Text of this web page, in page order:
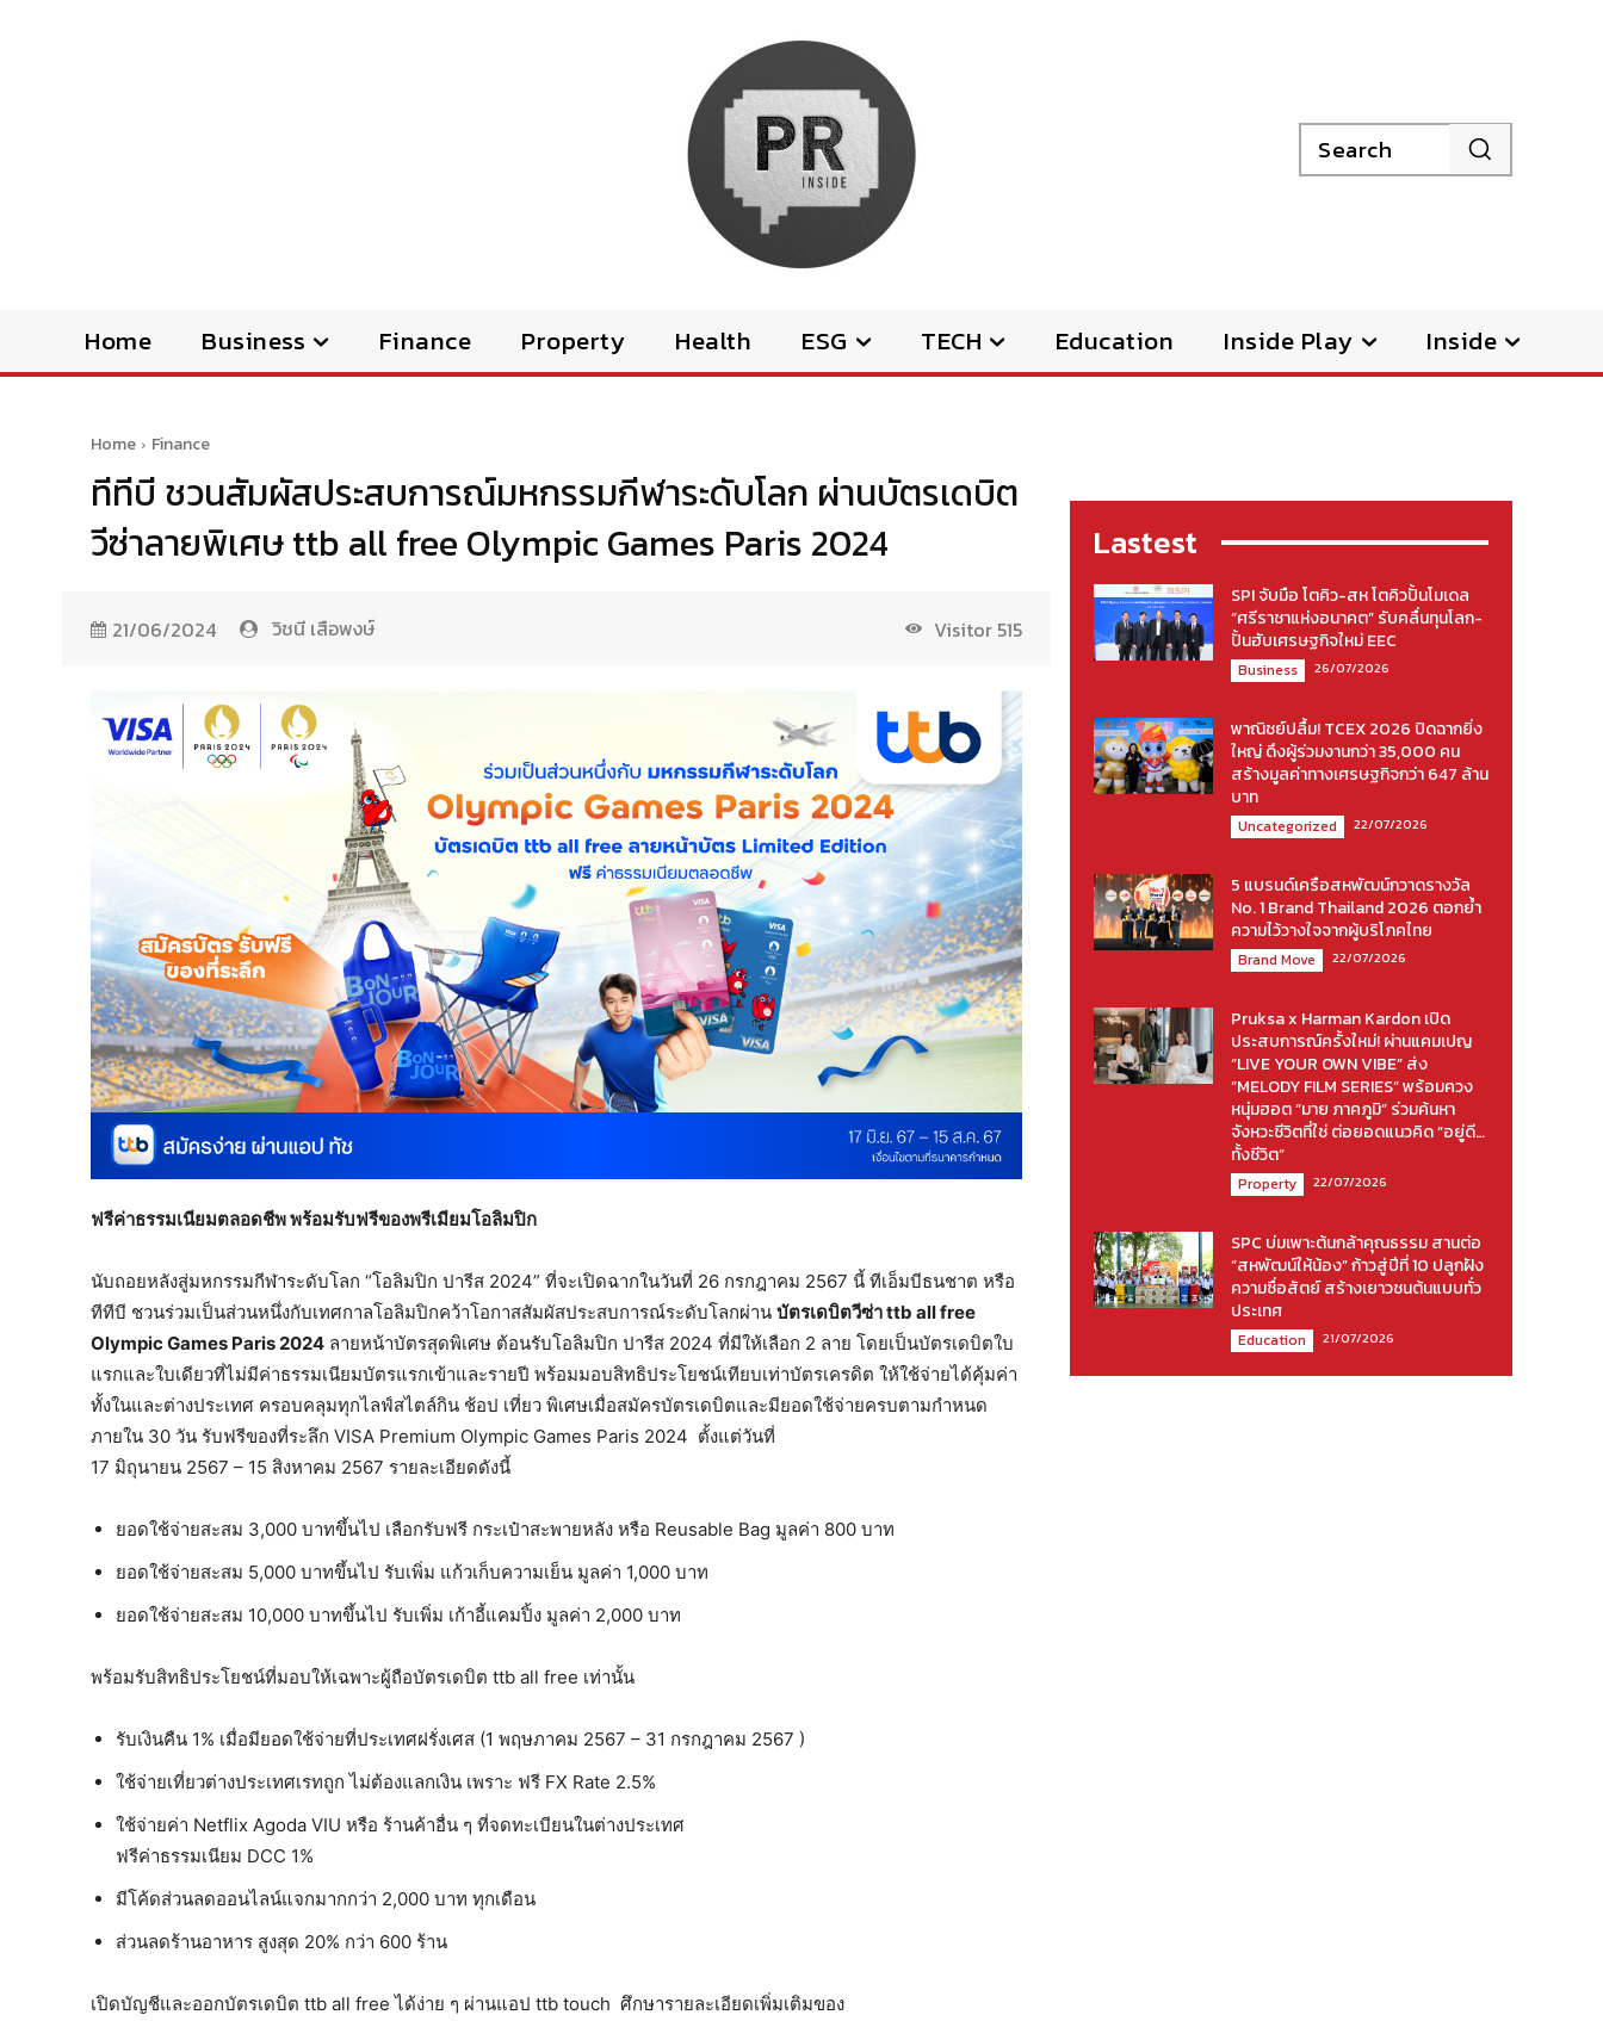
Search
Home Business Finance Property Health ESG TECH Education Inside Play Inside
Home Finance
ทีทีบี ชวนสัมผัสประสบการณ์มหกรรมกีฬาระดับโลก ผ่านบัตรเดบิต
วีซ่าลายพิเศษ ttb all free Olympic Games Paris 2024
21/06/2024 วิชนี เสือพงษ์ Visitor 515
ฟรีค่าธรรมเนียมตลอดชีพ พร้อมรับฟรีของพรีเมียมโอลิมปิก
นับถอยหลังสู่มหกรรมกีฬาระดับโลก “โอลิมปิก ปารีส 2024” ที่จะเปิดฉากในวันที่ 26 กรกฎาคม 2567 นี้ ทีเอ็มบีธนชาต หรือ
ทีทีบี ชวนร่วมเป็นส่วนหนึ่งกับเทศกาลโอลิมปิกคว้าโอกาสสัมผัสประสบการณ์ระดับโลกผ่าน บัตรเดบิตวีซ่าttb all free
Olympic Games Paris 2024 ลายหน้าบัตรสุดพิเศษ ต้อนรับโอลิมปิก ปารีส 2024 ที่มีให้เลือก 2 ลาย โดยเป็นบัตรเดบิตใบ
แรกและใบเดียวที่ไม่มีค่าธรรมเนียมบัตรแรกเข้าและรายปี พร้อมมอบสิทธิประโยชน์เทียบเท่าบัตรเครดิต ให้ใช้จ่ายได้คุ้มค่า
ทั้งในและต่างประเทศ ครอบคลุมทุกไลฟ์สไตล์กิน ช้อป เที่ยว พิเศษเมื่อสมัครบัตรเดบิตและมียอดใช้จ่ายครบตามกำหนด
ภายใน 30 วัน รับฟรีของที่ระลึก VISA Premium Olympic Games Paris 2024 ตั้งแต่วันที่
17 มิถุนายน 2567 – 15 สิงหาคม 2567 รายละเอียดดังนี้
ยอดใช้จ่ายสะสม 3,000 บาทขึ้นไป เลือกรับฟรี กระเป๋าสะพายหลัง หรือ Reusable Bag มูลค่า 800 บาท
ยอดใช้จ่ายสะสม 5,000 บาทขึ้นไป รับเพิ่ม แก้วเก็บความเย็น มูลค่า 1,000 บาท
ยอดใช้จ่ายสะสม 10,000 บาทขึ้นไป รับเพิ่ม เก้าอี้แคมปิ้ง มูลค่า 2,000 บาท
พร้อมรับสิทธิประโยชน์ที่มอบให้เฉพาะผู้ถือบัตรเดบิต ttb all free เท่านั้น
รับเงินคืน 1% เมื่อมียอดใช้จ่ายที่ประเทศฝรั่งเศส (1 พฤษภาคม 2567 – 31 กรกฎาคม 2567 )
ใช้จ่ายเที่ยวต่างประเทศเรทถูก ไม่ต้องแลกเงิน เพราะ ฟรี FX Rate 2.5%
ใช้จ่ายค่า Netflix Agoda VIU หรือ ร้านค้าอื่น ๆ ที่จดทะเบียนในต่างประเทศ
ฟรีค่าธรรมเนียม DCC 1%
มีโค้ดส่วนลดออนไลน์แจกมากกว่า 2,000 บาท ทุกเดือน
ส่วนลดร้านอาหาร สูงสุด 20% กว่า 600 ร้าน
เปิดบัญชีและออกบัตรเดบิต ttb all free ได้ง่าย ๆ ผ่านแอป ttb touch ศึกษารายละเอียดเพิ่มเติมของ
Lastest
SPI จับมือ โตคิว-สห โตคิวปั้นโมเดล
“ศรีราชาแห่งอนาคต” รับคลื่นทุนโลก-
ปั้นฮับเศรษฐกิจใหม่ EEC
Business 26/07/2026
พาณิชย์ปลื้ม! TCEX 2026 ปิดฉากยิ่ง
ใหญ่ ดึงผู้ร่วมงานกว่า 35,000 คน
สร้างมูลค่าทางเศรษฐกิจกว่า 647 ล้าน
บาท
Uncategorized 22/07/2026
5 แบรนด์เครือสหพัฒน์กวาดรางวัล
No. 1 Brand Thailand 2026 ตอกย้ำ
ความไว้วางใจจากผู้บริโภคไทย
Brand Move 22/07/2026
Pruksa x Harman Kardon เปิด
ประสบการณ์ครั้งใหม่! ผ่านแคมเปญ
“LIVE YOUR OWN VIBE” ส่ง
“MELODY FILM SERIES” พร้อมควง
หนุ่มฮอต “มาย ภาคภูมิ” ร่วมค้นหา
จังหวะชีวิตที่ใช่ ต่อยอดแนวคิด “อยู่ดี…
ทั้งชีวิต”
Property 22/07/2026
SPC บ่มเพาะต้นกล้าคุณธรรม สานต่อ
“สหพัฒน์ให้น้อง” ก้าวสู่ปีที่ 10 ปลูกฝัง
ความซื่อสัตย์ สร้างเยาวชนต้นแบบทั่ว
ประเทศ
Education 21/07/2026